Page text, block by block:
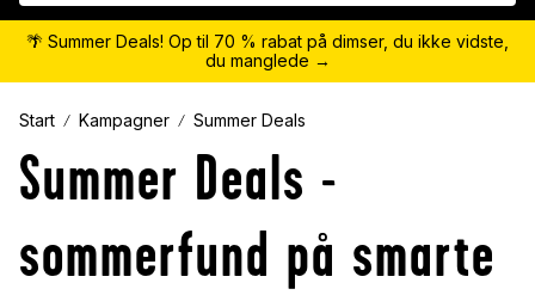
🌴 Summer Deals! Op til 70 % rabat på dimser, du ikke vidste,
du manglede →
Start Kampagner Summer Deals
Summer Deals -
sommerfund på smarte